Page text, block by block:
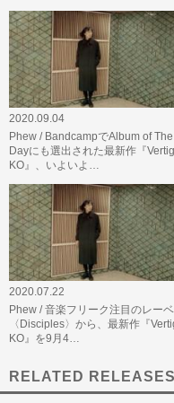
2020.09.04
Phew / BandcampでAlbum of The
Dayにも選出された最新作『
KO』、いよいよ…
2020.07.22
Phew / 音楽フリーク注目のレー
〈Disciples〉から、最新作『
KO』を9月4…
RELATED RELEASES